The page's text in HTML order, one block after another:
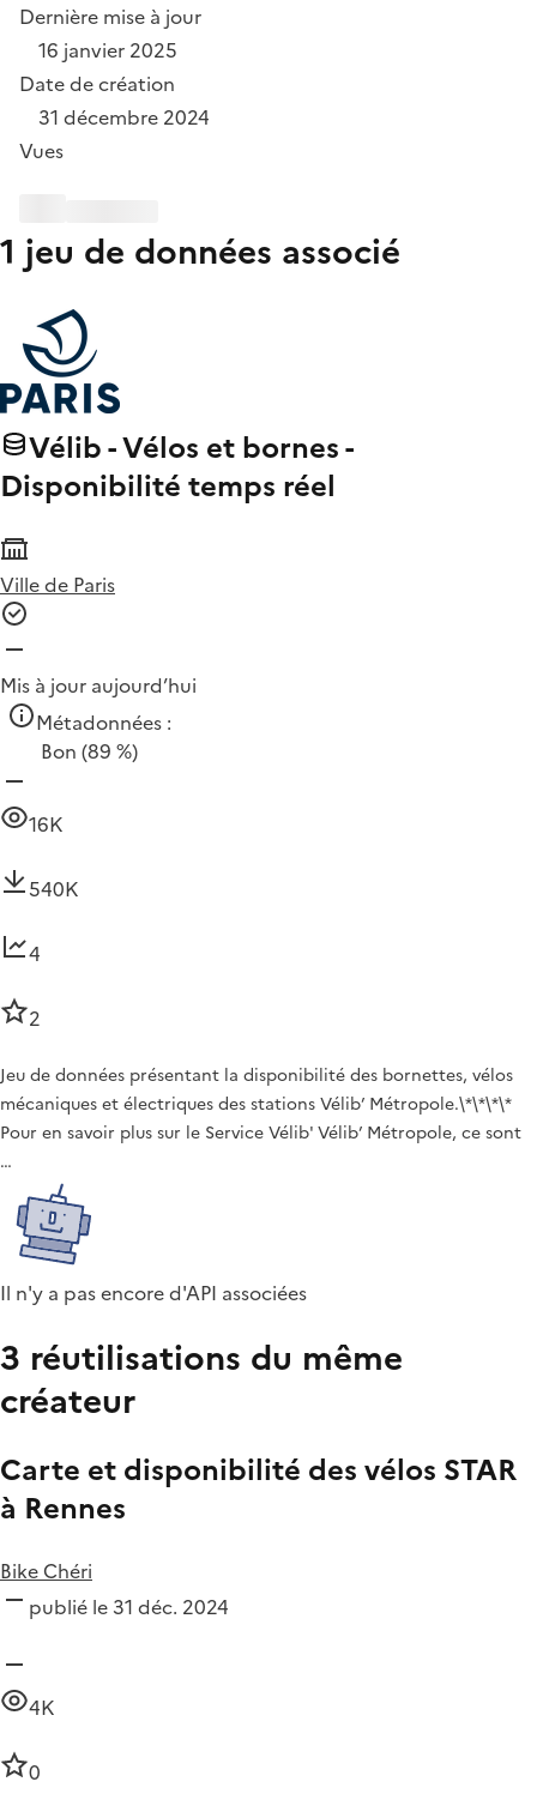
Dernière mise à jour
16 janvier 2025
Date de création
31 décembre 2024
Vues
1 jeu de données associé
Vélib - Vélos et bornes -
Disponibilité temps réel
Ville de Paris
Mis à jour aujourd’hui
Métadonnées :
Bon (89 %)
16K
540K
4
2
Jeu de données présentant la disponibilité des bornettes, vélos
mécaniques et électriques des stations Vélib’ Métropole.\*\*\*\*
Pour en savoir plus sur le Service Vélib' Vélib’ Métropole, ce sont
…
Il n'y a pas encore d'API associées
3 réutilisations du même
créateur
Carte et disponibilité des vélos STAR
à Rennes
Bike Chéri
publié le 31 déc. 2024
4K
0